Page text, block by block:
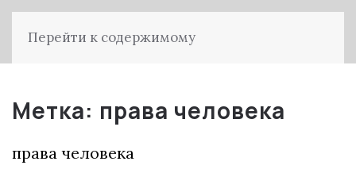
Перейти к содержимому
Метка: права человека
права человека